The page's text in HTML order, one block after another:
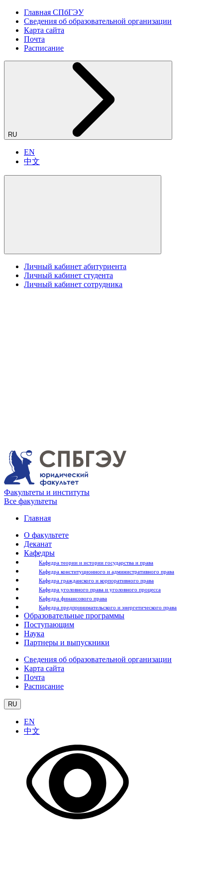
Главная СПбГЭУ
Сведения об образовательной организации
Карта сайта
Почта
Расписание
RU
EN
中文
Личный кабинет абитуриента
Личный кабинет студента
Личный кабинет сотрудника
Факультеты и институты
Все факультеты
Главная
О факультете
Деканат
Кафедры
Кафедра теории и истории государства и права
Кафедра конституционного и административного права
Кафедра гражданского и корпоративного права
Кафедра уголовного права и уголовного процесса
Кафедра финансового права
Кафедра предпринимательского и энергетического права
Образовательные программы
Поступающим
Наука
Партнеры и выпускники
Сведения об образовательной организации
Карта сайта
Почта
Расписание
RU
EN
中文